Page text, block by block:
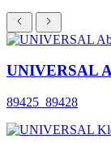
UNIVERSAL
89425_89428